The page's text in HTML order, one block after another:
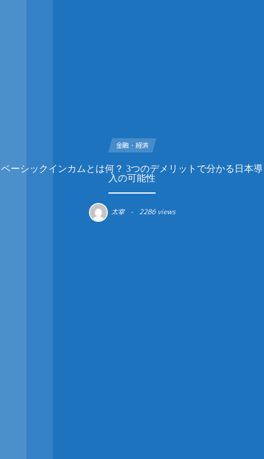
金融・経済
ベーシックインカムとは何？ 3つのデメリットで分かる日本導
入の可能性
太宰 2286 views